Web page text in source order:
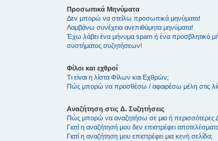
Προσωπικά Μηνύματα
Δεν μπορώ να στείλω προσωπικά μηνύματα!
Λαμβάνω συνέχεια ανεπιθύμητα μηνύματα!
Έχω λάβει ένα μήνυμα spam ή ένα προσβλητικό
συστήματος συζητήσεων!
Φίλοι και εχθροί
Τι είναι η λίστα Φίλων και Εχθρών;
Πώς μπορώ να προσθέσω / αφαιρέσω μέλη στις
Αναζήτηση στις Δ. Συζητήσεις
Πώς μπορώ να αναζητήσω σε μια ή περισσότερες
Γιατί η αναζήτησή μου δεν επιστρέφει
Γιατί η αναζήτηση μου επιστρέφει μια κενή σελίδα;